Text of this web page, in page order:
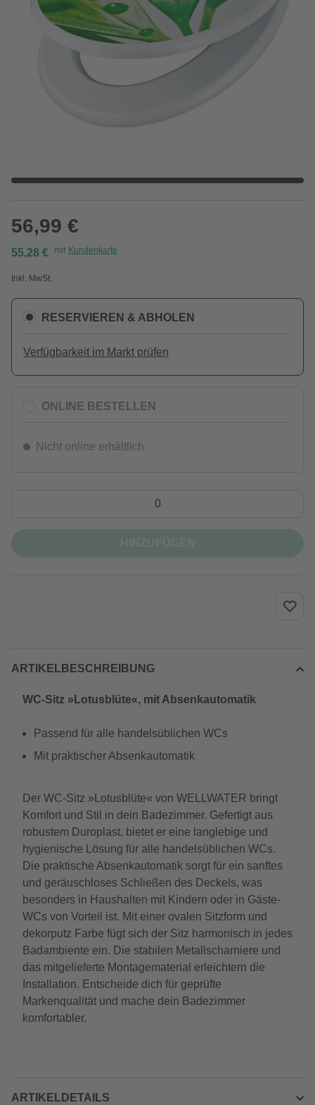
56,99 €
55,28 € mit Kundenkarte
Inkl. MwSt.
RESERVIEREN & ABHOLEN
Verfügbarkeit im Markt prüfen
ONLINE BESTELLEN
Nicht online erhältlich
ARTIKELBESCHREIBUNG
WC-Sitz »Lotusblüte«, mit Absenkautomatik
Passend für alle handelsüblichen WCs
Mit praktischer Absenkautomatik
Der WC-Sitz »Lotusblüte« von WELLWATER bringt
Komfort und Stil in dein Badezimmer. Gefertigt aus
robustem Duroplast, bietet er eine langlebige und
hygienische Lösung für alle handelsüblichen WCs.
Die praktische Absenkautomatik sorgt für ein sanftes
und geräuschloses Schließen des Deckels, was
besonders in Haushalten mit Kindern oder in Gäste-
WCs von Vorteil ist. Mit einer ovalen Sitzform und
dekorputz Farbe fügt sich der Sitz harmonisch in jedes
Badambiente ein. Die stabilen Metallscharniere und
das mitgelieferte Montagematerial erleichtern die
Installation. Entscheide dich für geprüfte
Markenqualität und mache dein Badezimmer
komfortabler.
ARTIKELDETAILS